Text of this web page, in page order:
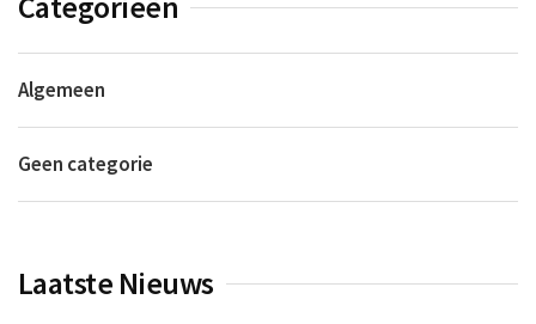
Algemeen
Geen categorie
Laatste Nieuws